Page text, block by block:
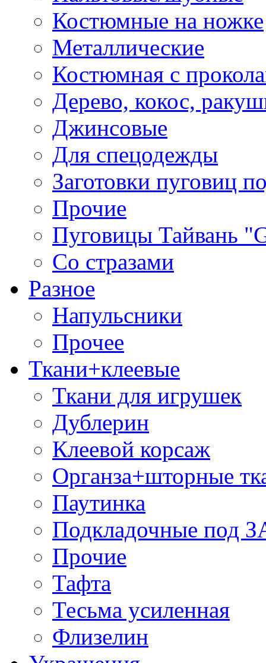
Костюмные на ножке
Металлические
Костюмная с
Дерево, кокос,
Джинсовые
Для спецодежды
Заготовки пуговиц
Прочие
Пуговицы Тайвань
Со стразами
Разное
Напульсники
Прочее
Ткани+клеевые
Ткани для игрушек
Дублерин
Клеевой корсаж
Органза+шторные
Паутинка
Подкладочные под
Прочие
Тафта
Тесьма усиленная
Флизелин